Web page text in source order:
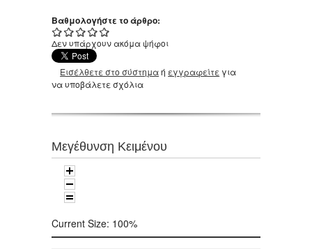
Βαθμολογήστε το άρθρο:
Δεν υπάρχουν ακόμα ψήφοι
Εισέλθετε στο σύστημαή εγγραφείτε για
να υποβάλετε σχόλια
Μεγέθυνση Κειμένου
Current Size: 100%